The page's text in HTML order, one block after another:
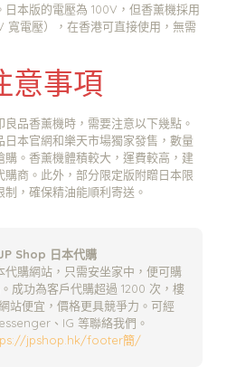
本版的電壓為 100V，但香薰機採用
寬電壓），在香港可直接使用，無需
意事項
良品香薰機時，需要注意以下幾點。
日本官網和樂天市場獨家發售，數量
。香薰機體積較大，運費較高，建
商。此外，部分限定版附贈日本限
，確保精油能順利寄送。
Shop 日本代購
購網站，只需安坐家中，便可購
成功為客戶代購超過 1200 次，樓
站便宜，價格更具競爭力。可經
、IG 等聯絡我們。
jpshop.hk/footer簡/